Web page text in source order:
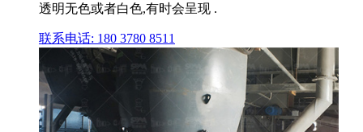
透明无色或者白色,有时会呈现 .
联系电话: 180 3780 8511